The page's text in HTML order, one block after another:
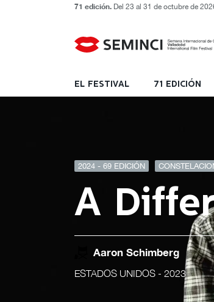
71 edición. Del 23 al 31 de octubre de
EL FESTIVAL 71 EDICIÓN
2024 - 69 EDICIÓN
A
Aaron Schimberg
ESTADOS UNIDOS - 2023